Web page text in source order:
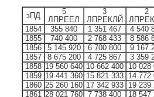
зПД
5
ЛПРЕЕЛ
3
ЛПРЕКЛЙ
2
1854
355 840 1 351 467
4 540
1855
740 400 2 768 433
8 586
1856
5 145 920 6 700 800
9 167
1857
8 675 200 4 725 867
3 359
1858 19 560 640 10 662 400
10 028
1859 19 441 360 15 821 333
14 772
1860 25 260 160 17 342 933
19 239
1861 28 021 760 7 738 400
18 547